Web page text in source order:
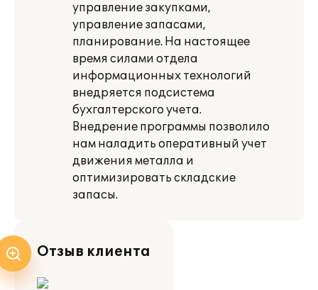
управление закупками,
управление запасами,
планирование. На настоящее
время силами отдела
информационных технологий
внедряется подсистема
бухгалтерского учета.
Внедрение программы позволило
нам наладить оперативный учет
движения металла и
оптимизировать складские
запасы.
Отзыв клиента